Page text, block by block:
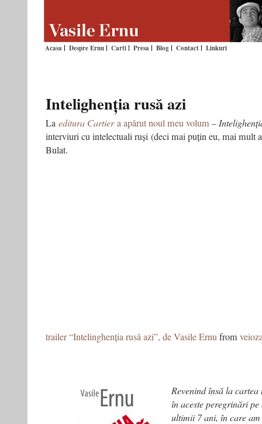
Acasa Despre Ernu Carti Presa Blog Contact Linkuri
Intelighenția rusă azi
La editura Cartiera apărutnoul meu volum –
interviuri cu intelectuali ruși (deci mai puțin eu, mai mult
Bulat.
trailer “Intelinghenția rusă azi”, de Vasile Ernufrom
Revenind însă la
în aceste peregrinări
ultimii 7 ani, în care